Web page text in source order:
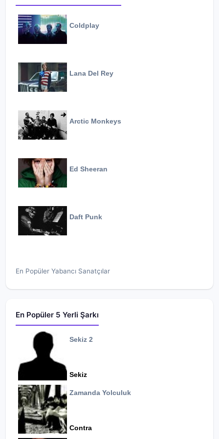
Coldplay
Lana Del Rey
Arctic Monkeys
Ed Sheeran
Daft Punk
En Popüler Yabancı Sanatçılar
En Popüler 5 Yerli Şarkı
Sekiz 2
Sekiz
Zamanda Yolculuk
Contra